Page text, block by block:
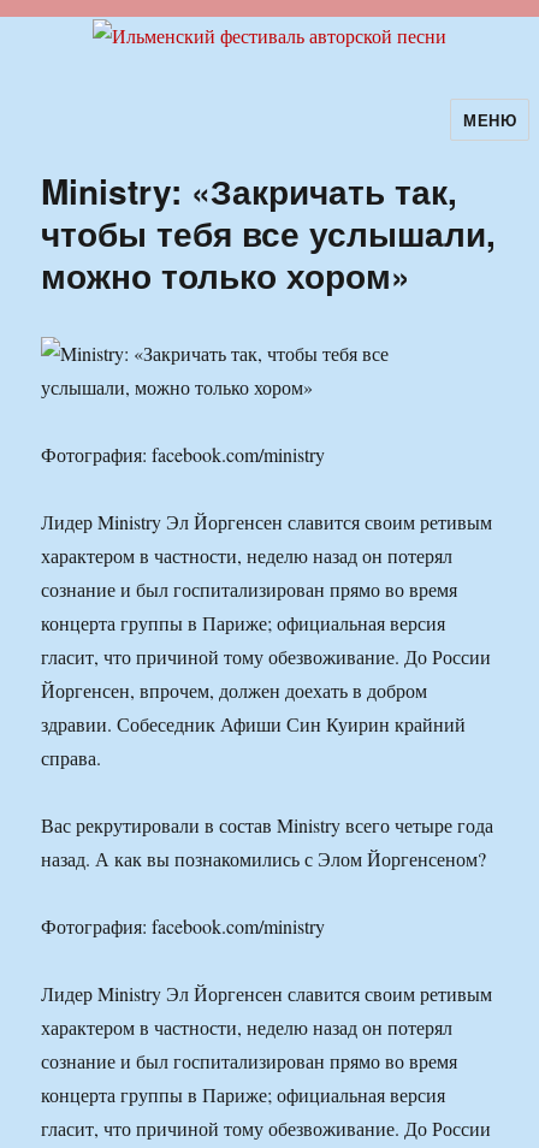
Ильменский фестиваль авторской
песни
МЕНЮ
Ministry: «Закричать так,
чтобы тебя все услышали,
можно только хором»
Фотография: facebook.com/ministry
Лидер Ministry Эл Йоргенсен славится своим ретивым
характером в частности, неделю назад он потерял
сознание и был госпитализирован прямо во время
концерта группы в Париже; официальная версия
гласит, что причиной тому обезвоживание. До России
Йоргенсен, впрочем, должен доехать в добром
здравии. Собеседник Афиши Син Куирин крайний
справа.
Вас рекрутировали в состав Ministry всего четыре года
назад. А как вы познакомились с Элом Йоргенсеном?
Фотография: facebook.com/ministry
Лидер Ministry Эл Йоргенсен славится своим ретивым
характером в частности, неделю назад он потерял
сознание и был госпитализирован прямо во время
концерта группы в Париже; официальная версия
гласит, что причиной тому обезвоживание. До России